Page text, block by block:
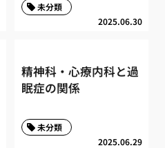
2025.06.30
未分類
精神科・心療内科と過
眠症の関係
2025.06.29
未分類